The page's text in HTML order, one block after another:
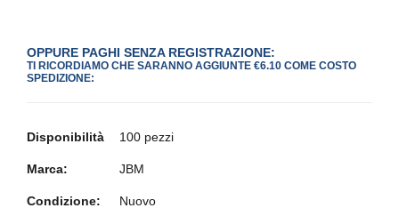
OPPURE PAGHI SENZA REGISTRAZIONE:
TI RICORDIAMO CHE SARANNO AGGIUNTE €6.10 COME COSTO
SPEDIZIONE:
Disponibilità 100 pezzi
Marca: JBM
Condizione: Nuovo